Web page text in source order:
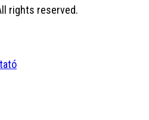
rights reserved.